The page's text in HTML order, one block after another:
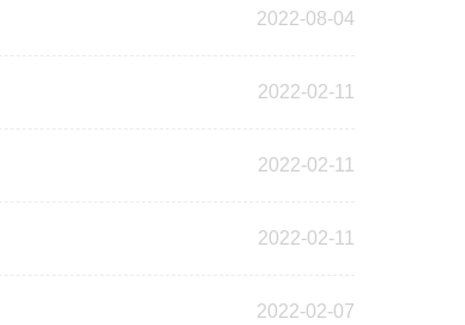
2022-08-04
2022-02-11
2022-02-11
2022-02-11
2022-02-07